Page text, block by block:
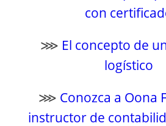
con
⋙ El concepto de
logístico
⋙ Conozca a Oona
instructor de